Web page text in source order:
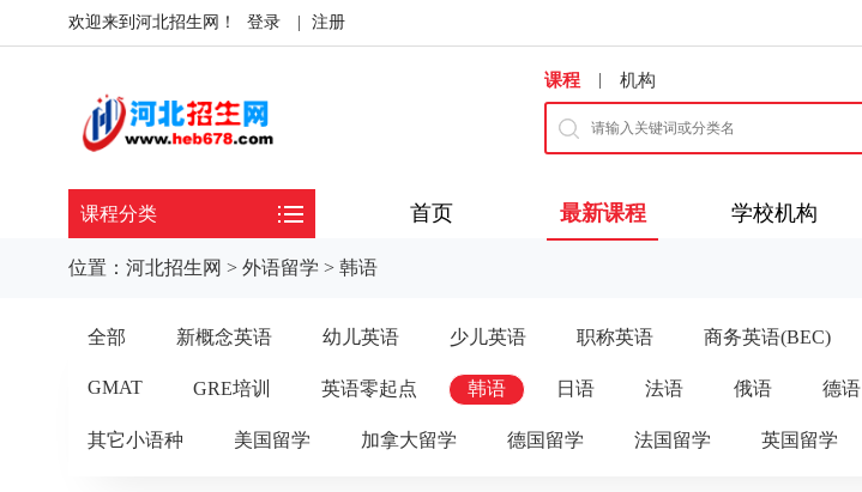
欢迎来到河北招生网！ 登录 注册
课程 | 机构
课程分类 首页 最新课程 学校机构
位置： 河北招生网 > 外语留学 > 韩语
全部 新概念英语 幼儿英语 少儿英语 职称英语 商务英语(BEC)
GMAT GRE培训 英语零起点 韩语 日语 法语 俄语 德语
其它小语种 美国留学 加拿大留学 德国留学 法国留学 英国留学